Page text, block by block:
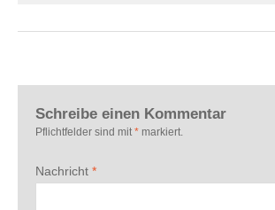
Schreibe einen Kommentar
Pflichtfelder sind mit * markiert.
Nachricht *